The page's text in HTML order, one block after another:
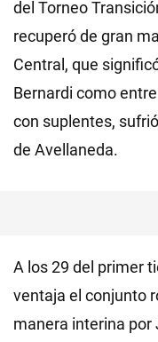
del Torneo
recuperó de gran
Central, que
Bernardi como
con suplentes,
de Avellaneda.
A los 29 del primer
ventaja el conjunto
manera interina por